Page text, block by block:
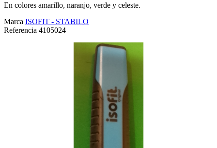
En colores amarillo, naranjo, verde y celeste.
Marca ISOFIT - STABILO
Referencia 4105024